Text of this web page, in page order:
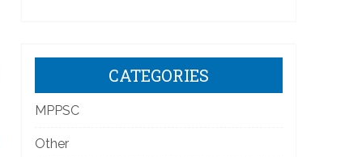
CATEGORIES
MPPSC
Other